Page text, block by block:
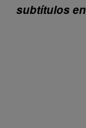
subtítulos